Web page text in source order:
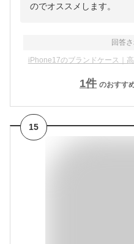
のでオススメします。
回答
iPhone17のブランドケース｜
1件 のおすす
15